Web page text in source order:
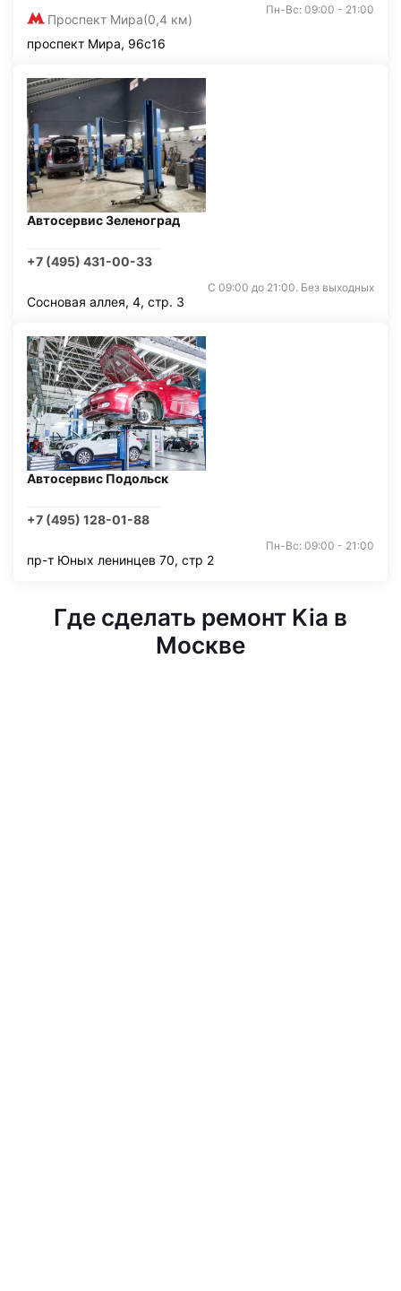
Проспект Мира(0,4 км)
Пн-Вс: 09:00 - 21:00
проспект Мира, 96с16
Автосервис Зеленоград
+7 (495) 431-00-33
С 09:00 до 21:00. Без выходных
Сосновая аллея, 4, стр. 3
Автосервис Подольск
+7 (495) 128-01-88
Пн-Вс: 09:00 - 21:00
пр-т Юных ленинцев 70, стр 2
Где сделать ремонт Kia в
Москве